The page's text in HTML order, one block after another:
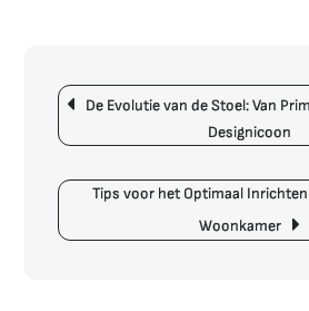
Berichtnavigatie
De Evolutie van de Stoel: Van
Designicoon
Tips voor het Optimaal Inrichten
Woonkamer